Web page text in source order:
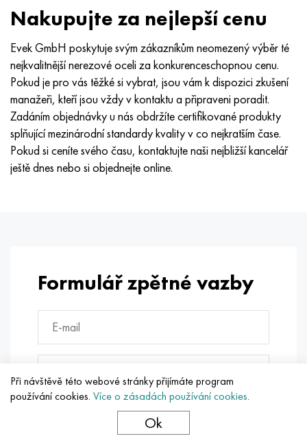
Nakupujte za nejlepší cenu
Evek GmbH poskytuje svým zákazníkům neomezený výběr té
nejkvalitnější nerezové oceli za konkurenceschopnou cenu.
Pokud je pro vás těžké si vybrat, jsou vám k dispozici zkušení
manažeři, kteří jsou vždy v kontaktu a připraveni poradit.
Zadáním objednávky u nás obdržíte certifikované produkty
splňující mezinárodní standardy kvality v co nejkratším čase.
Pokud si ceníte svého času, kontaktujte naši nejbližší kancelář
ještě dnes nebo si objednejte online.
Formulář zpětné vazby
Při návštěvě této webové stránky přijímáte program
používání cookies. Více o zásadách používání cookies.
Ok